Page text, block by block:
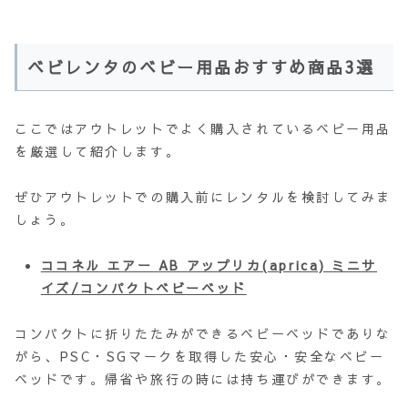
ベビレンタのベビー用品おすすめ商品3選
ここではアウトレットでよく購入されているベビー用品
を厳選して紹介します。
ぜひアウトレットでの購入前にレンタルを検討してみま
しょう。
ココネル エアー AB アップリカ(aprica) ミニサ
イズ/コンパクトベビーベッド
コンパクトに折りたたみができるベビーベッドでありな
がら、PSC・SGマークを取得した安心・安全なベビー
ベッドです。帰省や旅行の時には持ち運びができます。